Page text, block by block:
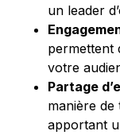
un leader
permettent
votre
Partage
manière
apportant